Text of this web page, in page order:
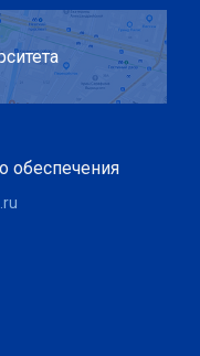
обеспечения